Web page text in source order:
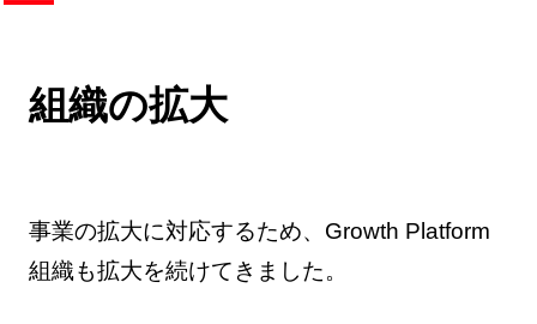
組織の拡大
事業の拡大に対応するため、Growth Platform
組織も拡大を続けてきました。